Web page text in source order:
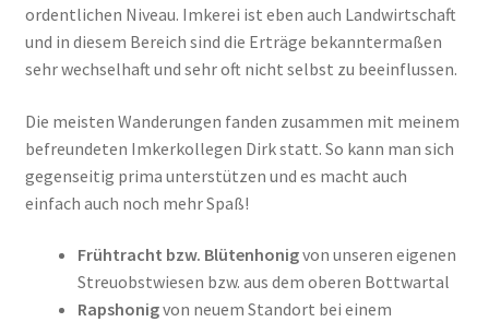
ordentlichen Niveau. Imkerei ist eben auch Landwirtschaft
und in diesem Bereich sind die Erträge bekanntermaßen
sehr wechselhaft und sehr oft nicht selbst zu beeinflussen.
Die meisten Wanderungen fanden zusammen mit meinem
befreundeten Imkerkollegen Dirk statt. So kann man sich
gegenseitig prima unterstützen und es macht auch
einfach auch noch mehr Spaß!
Frühtracht bzw. Blütenhonigvon unseren eigenen
Streuobstwiesen bzw. aus dem oberen Bottwartal
Rapshonigvon neuem Standort bei einem